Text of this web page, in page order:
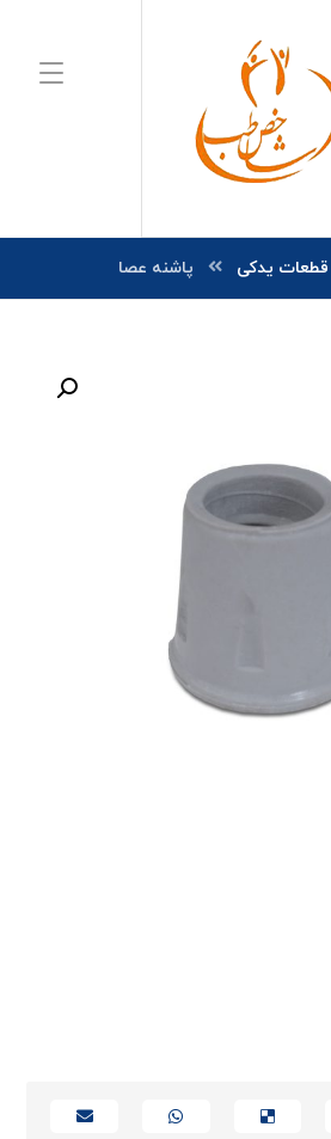
قطعات یدکی پاشنه عصا